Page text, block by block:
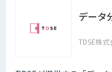
されます。今後ますます紙書
会が増加していくことが予想
OCRや会計ソフトの導入を検
データ
TDSE株式